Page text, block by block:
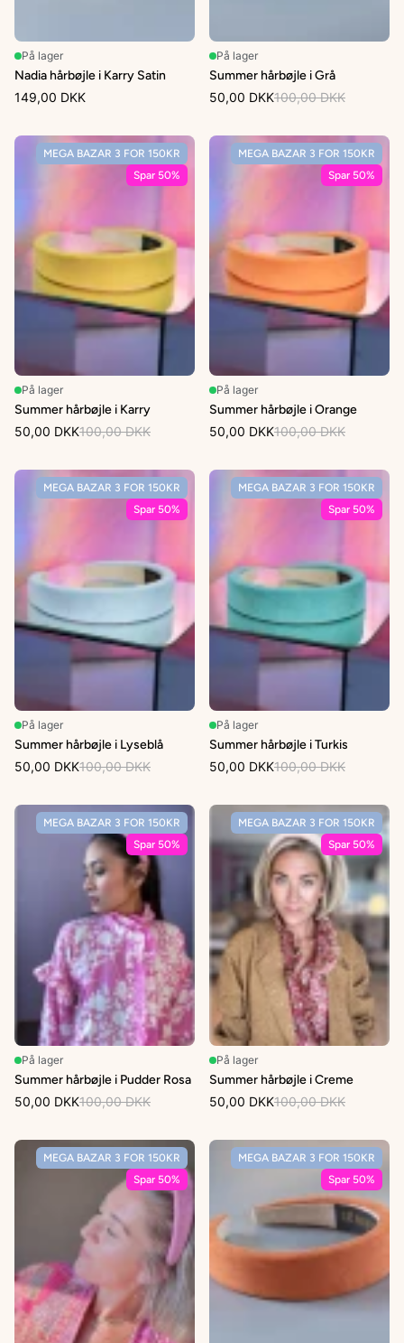
På lager
Nadia hårbøjle i Karry Satin
149,00 DKK
På lager
Summer hårbøjle i Grå
50,00 DKK100,00 DKK
MEGA BAZAR 3 FOR 150KR
Spar 50%
På lager
Summer hårbøjle i Karry
50,00 DKK100,00 DKK
MEGA BAZAR 3 FOR 150KR
Spar 50%
På lager
Summer hårbøjle i Orange
50,00 DKK100,00 DKK
MEGA BAZAR 3 FOR 150KR
Spar 50%
På lager
Summer hårbøjle i Lyseblå
50,00 DKK100,00 DKK
MEGA BAZAR 3 FOR 150KR
Spar 50%
På lager
Summer hårbøjle i Turkis
50,00 DKK100,00 DKK
MEGA BAZAR 3 FOR 150KR
Spar 50%
På lager
Summer hårbøjle i Pudder Rosa
50,00 DKK100,00 DKK
MEGA BAZAR 3 FOR 150KR
Spar 50%
På lager
Summer hårbøjle i Creme
50,00 DKK100,00 DKK
MEGA BAZAR 3 FOR 150KR
Spar 50%
MEGA BAZAR 3 FOR 150KR
Spar 50%